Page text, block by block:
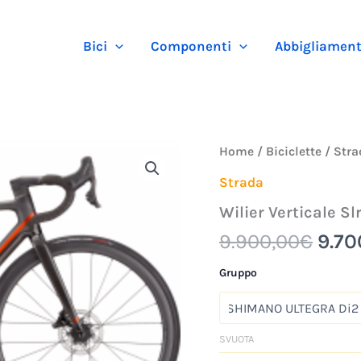
Bici Componenti
Home / Biciclette /
Strada
Wilier Verticale Slr
9.900,00€
Il
era:
Gruppo
SVUOTA
Wilier
Slr